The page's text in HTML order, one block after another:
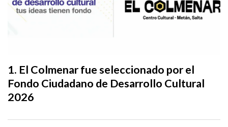
El Colmenar fue seleccionado por el
Fondo Ciudadano de Desarrollo Cultural
2026